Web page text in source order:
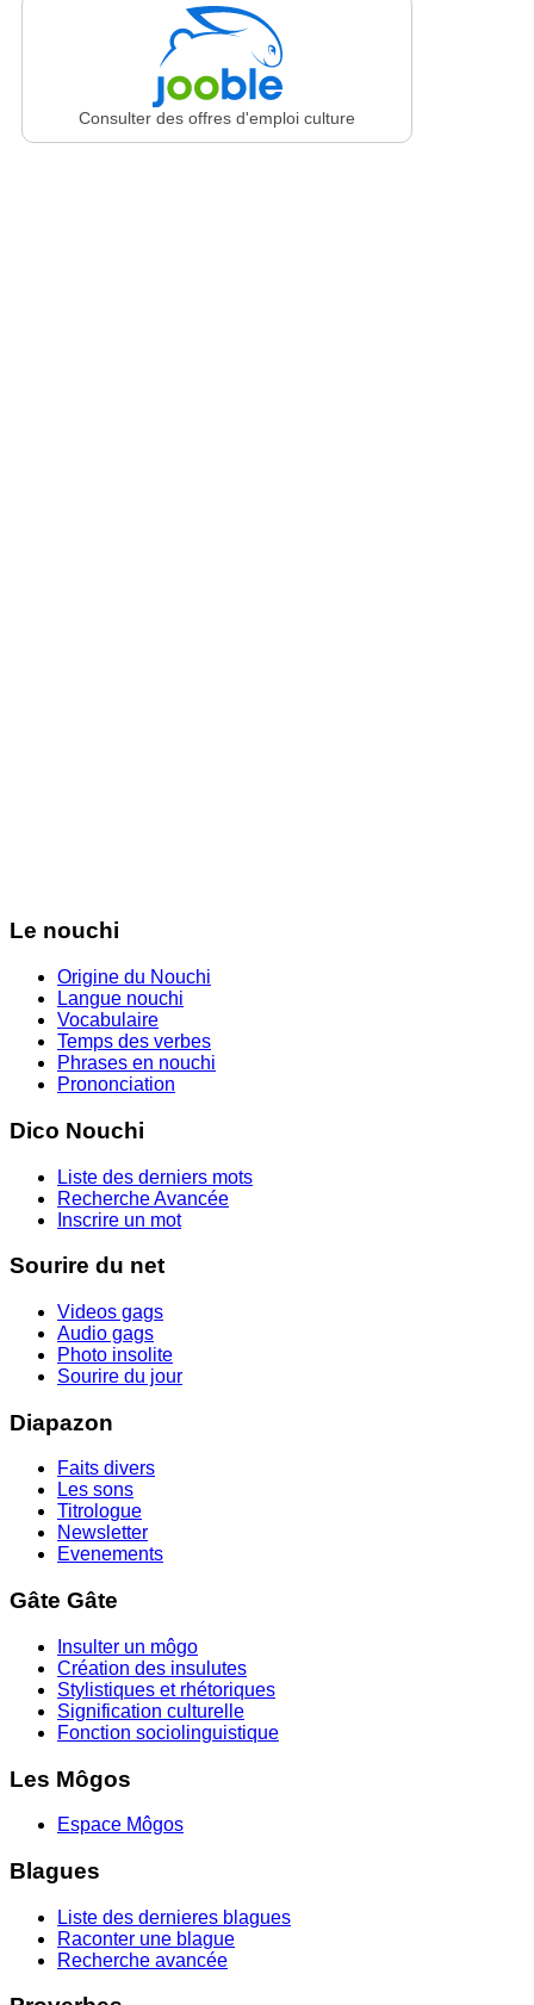
Consulter des offres d'emploi culture
Le nouchi
Origine du Nouchi
Langue nouchi
Vocabulaire
Temps des verbes
Phrases en nouchi
Prononciation
Dico Nouchi
Liste des derniers mots
Recherche Avancée
Inscrire un mot
Sourire du net
Videos gags
Audio gags
Photo insolite
Sourire du jour
Diapazon
Faits divers
Les sons
Titrologue
Newsletter
Evenements
Gâte Gâte
Insulter un môgo
Création des insulutes
Stylistiques et rhétoriques
Signification culturelle
Fonction sociolinguistique
Les Môgos
Espace Môgos
Blagues
Liste des dernieres blagues
Raconter une blague
Recherche avancée